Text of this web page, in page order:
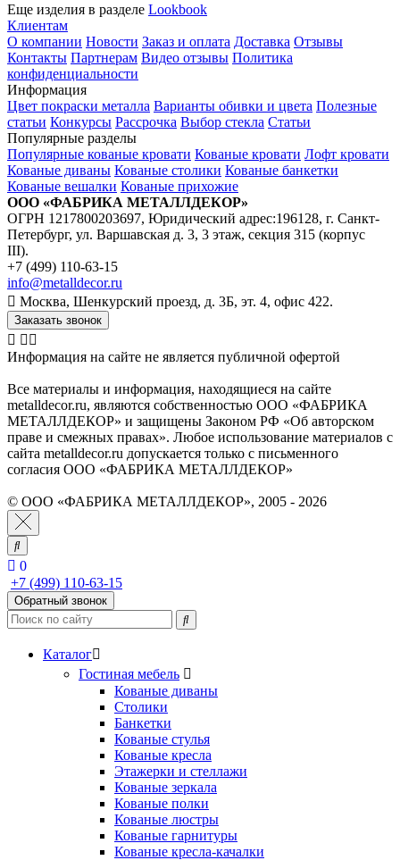
Еще изделия в разделе Lookbook
Клиентам
О компании Новости Заказ и оплата Доставка Отзывы
Контакты Партнерам Видео отзывы Политика
конфиденциальности
Информация
Цвет покраски металла Варианты обивки и цвета Полезные
статьи Конкурсы Рассрочка Выбор стекла Статьи
Популярные разделы
Популярные кованые кровати Кованые кровати Лофт кровати
Кованые диваны Кованые столики Кованые банкетки
Кованые вешалки Кованые прихожие
ООО «ФАБРИКА МЕТАЛЛДЕКОР»
ОГРН 1217800203697, Юридический адрес:196128, г. Санкт-
Петербург, ул. Варшавская д. 3, 3 этаж, секция 315 (корпус
III).
+7 (499) 110-63-15
info@metalldecor.ru
Москва, Шенкурский проезд, д. 3Б, эт. 4, офис 422.
Заказать звонок
Информация на сайте не является публичной офертой
Все материалы и информация, находящиеся на сайте
metalldecor.ru, являются собственностью ООО «ФАБРИКА
МЕТАЛЛДЕКОР» и защищены Законом РФ «Об авторском
праве и смежных правах». Любое использование материалов с
сайта metalldecor.ru допускается только с письменного
согласия ООО «ФАБРИКА МЕТАЛЛДЕКОР»
© ООО «ФАБРИКА МЕТАЛЛДЕКОР», 2005 - 2026
0
+7 (499) 110-63-15
Обратный звонок
Каталог
Гостиная мебель
Кованые диваны
Столики
Банкетки
Кованые стулья
Кованые кресла
Этажерки и стеллажи
Кованые зеркала
Кованые полки
Кованые люстры
Кованые гарнитуры
Кованые кресла-качалки